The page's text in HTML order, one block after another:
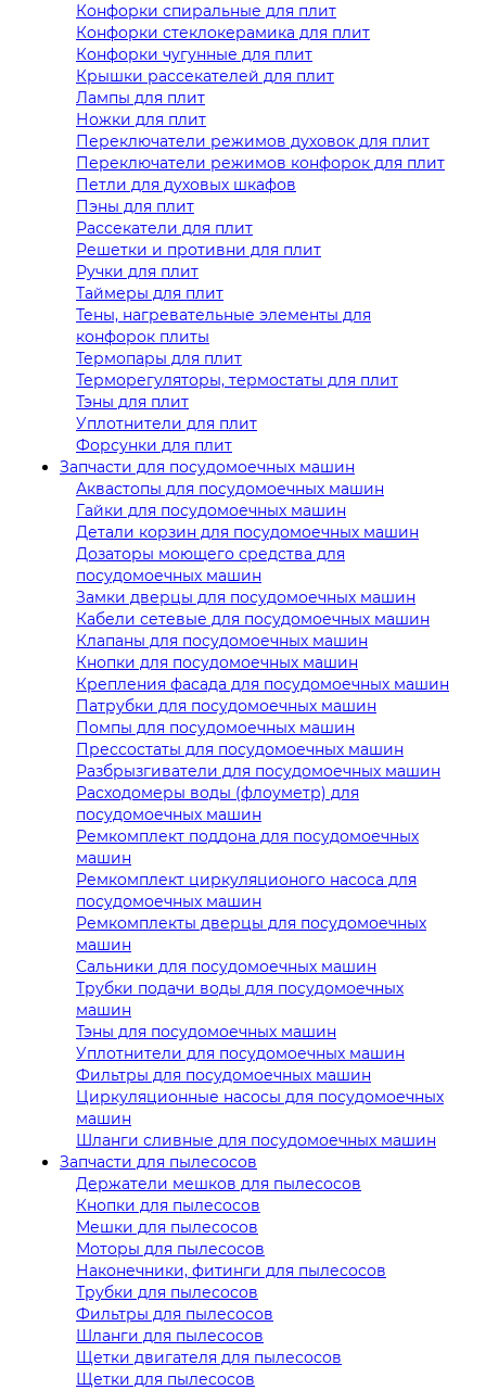
Конфорки спиральные для плит
Конфорки стеклокерамика для плит
Конфорки чугунные для плит
Крышки рассекателей для плит
Лампы для плит
Ножки для плит
Переключатели режимов духовок для плит
Переключатели режимов конфорок для плит
Петли для духовых шкафов
Пэны для плит
Рассекатели для плит
Решетки и противни для плит
Ручки для плит
Таймеры для плит
Тены, нагревательные элементы для
конфорок плиты
Термопары для плит
Терморегуляторы, термостаты для плит
Тэны для плит
Уплотнители для плит
Форсунки для плит
Запчасти для посудомоечных машин
Аквастопы для посудомоечных машин
Гайки для посудомоечных машин
Детали корзин для посудомоечных машин
Дозаторы моющего средства для
посудомоечных машин
Замки дверцы для посудомоечных машин
Кабели сетевые для посудомоечных машин
Клапаны для посудомоечных машин
Кнопки для посудомоечных машин
Крепления фасада для посудомоечных машин
Патрубки для посудомоечных машин
Помпы для посудомоечных машин
Прессостаты для посудомоечных машин
Разбрызгиватели для посудомоечных машин
Расходомеры воды (флоуметр) для
посудомоечных машин
Ремкомплект поддона для посудомоечных
машин
Ремкомплект циркуляционого насоса для
посудомоечных машин
Ремкомплекты дверцы для посудомоечных
машин
Сальники для посудомоечных машин
Трубки подачи воды для посудомоечных
машин
Тэны для посудомоечных машин
Уплотнители для посудомоечных машин
Фильтры для посудомоечных машин
Циркуляционные насосы для посудомоечных
машин
Шланги сливные для посудомоечных машин
Запчасти для пылесосов
Держатели мешков для пылесосов
Кнопки для пылесосов
Мешки для пылесосов
Моторы для пылесосов
Наконечники, фитинги для пылесосов
Трубки для пылесосов
Фильтры для пылесосов
Шланги для пылесосов
Щетки двигателя для пылесосов
Щетки для пылесосов